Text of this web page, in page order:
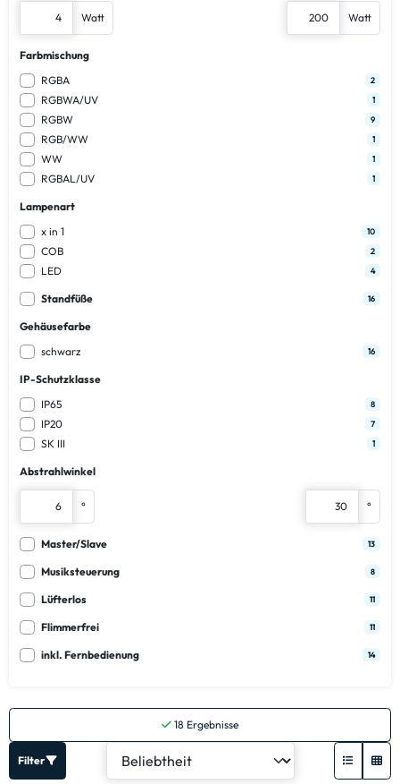
Watt Watt
Farbmischung
RGBA
2
RGBWA/UV 1
RGBW 9
RGB/WW 1
WW 1
RGBAL/UV 1
Lampenart
x in 1
10
COB 2
LED 4
Standfüße 16
Gehäusefarbe
schwarz
16
IP-Schutzklasse
IP65
8
IP20 7
SK III 1
Abstrahlwinkel
° °
Master/Slave 13
Musiksteuerung 8
Lüfterlos 11
Flimmerfrei 11
inkl. Fernbedienung 14
18 Ergebnisse
Filter